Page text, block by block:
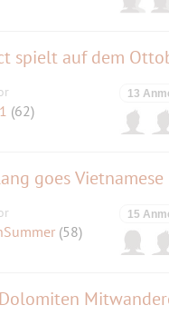
spielt auf dem
(62)
13
goes
(58)
15